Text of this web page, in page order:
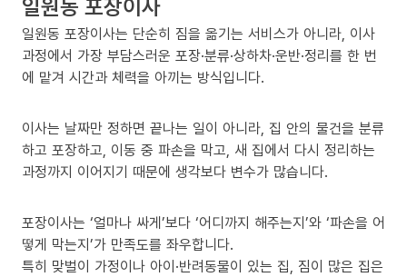
일원동 포장이사는 단순히 짐을 옮기는 서비스가 아니라, 이사
과정에서 가장 부담스러운 포장·분류·상하차·운반·정리를 한 번
에 맡겨 시간과 체력을 아끼는 방식입니다.
이사는 날짜만 정하면 끝나는 일이 아니라, 집 안의 물건을 분류
하고 포장하고, 이동 중 파손을 막고, 새 집에서 다시 정리하는
과정까지 이어지기 때문에 생각보다 변수가 많습니다.
포장이사는 ‘얼마나 싸게’보다 ‘어디까지 해주는지’와 ‘파손을 어
떻게 막는지’가 만족도를 좌우합니다.
특히 맞벌이 가정이나 아이·반려동물이 있는 집, 짐이 많은 집은